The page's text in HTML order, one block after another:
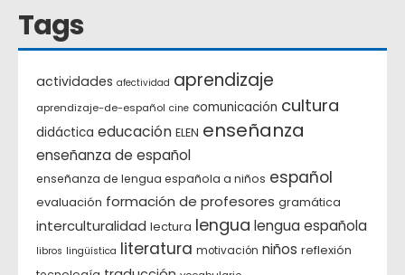
Tags
actividades afectividad aprendizaje
aprendizaje-de-español cine comunicación cultura
didáctica educación ELEN enseñanza
enseñanza de español
enseñanza de lengua española a niños español
evaluación formación de profesores gramática
interculturalidad lectura lengua lengua española
libros lingüística literatura motivación niños reflexión